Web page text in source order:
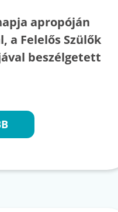
apropóján
a Felelős Szülők
beszélgetett